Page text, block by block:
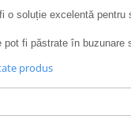
o soluție excelentă pentru
fi păstrate în buzunare
produs